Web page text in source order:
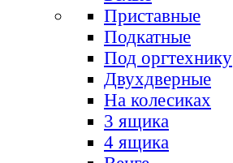
Приставные
Подкатные
Под оргтехнику
Двухдверные
На колесиках
3 ящика
4 ящика